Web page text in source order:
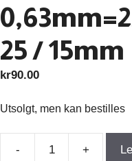
25 / 15mm
kr90.00
Utsolgt, men kan bestilles
- +